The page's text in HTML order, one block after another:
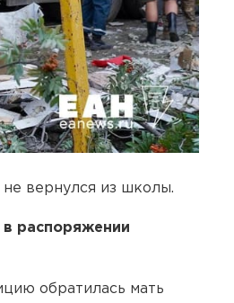
вернулся из школы.
в распоряжении
обратилась мать